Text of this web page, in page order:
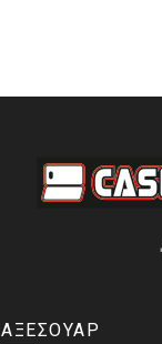
ΑΞΕΣΟΥΑΡ